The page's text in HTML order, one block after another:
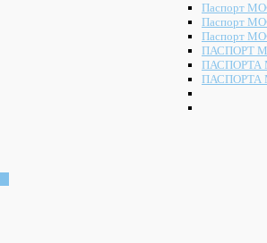
Паспорт
Паспорт
Паспорт
ПАСПОРТ